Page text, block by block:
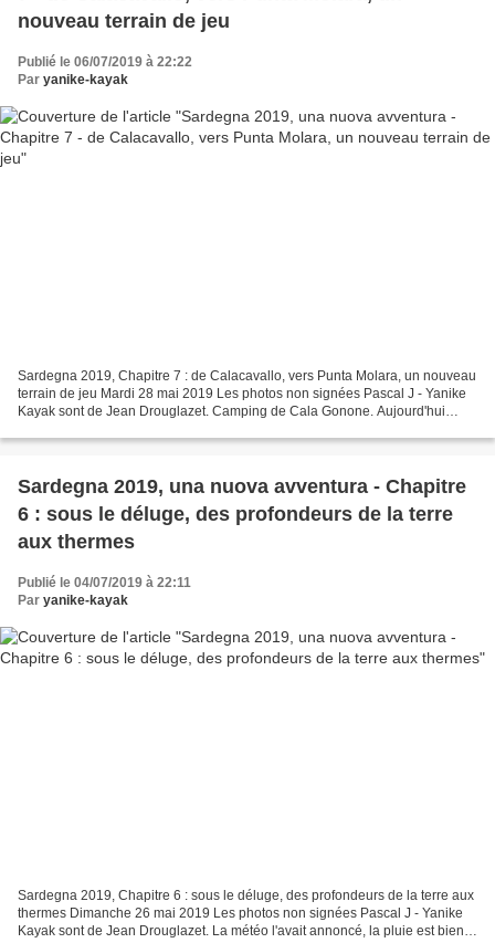
nouveau terrain de jeu
Publié le 06/07/2019 à 22:22
Par yanike-kayak
Sardegna 2019, Chapitre 7 : de Calacavallo, vers Punta Molara, un nouveau
terrain de jeu Mardi 28 mai 2019 Les photos non signées Pascal J - Yanike
Kayak sont de Jean Drouglazet. Camping de Cala Gonone. Aujourd'hui
Sardegna 2019, una nuova avventura - Chapitre
6 : sous le déluge, des profondeurs de la terre
aux thermes
Publié le 04/07/2019 à 22:11
Par yanike-kayak
Sardegna 2019, Chapitre 6 : sous le déluge, des profondeurs de la terre aux
thermes Dimanche 26 mai 2019 Les photos non signées Pascal J - Yanike
Kayak sont de Jean Drouglazet. La météo l'avait annoncé, la pluie est bien